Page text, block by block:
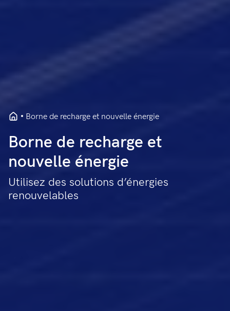
Borne de recharge et
nouvelle énergie
Borne de recharge et nouvelle énergie
Utilisez des solutions d’énergies
renouvelables